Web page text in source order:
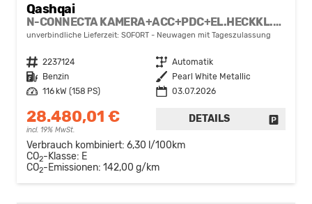
Qashqai
N-CONNECTA KAMERA+ACC+PDC+EL.HECKKL.+SHZ+LED
unverbindliche Lieferzeit: SOFORT Neuwagen mit Tageszulassung
Fahrzeugnr. 2237124 Getriebe Automatik
Kraftstoff
Benzin Außenfarbe
Pearl White Metallic
Leistung
116 kW (158 PS) 03.07.2026
28.480,01 €
incl. 19% MwSt.
DETAILS
Verbrauch kombiniert: 6,30 l/100km
CO2-Klasse: E
CO2-Emissionen: 142,00 g/km